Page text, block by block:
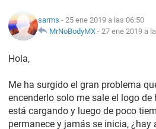
sarms - 25 ene 2019 a las 06:50
MrNoBodyMX - 27 ene 2019 a
Hola,
Me ha surgido el gran problema
encenderlo solo me sale el logo
está cargando y luego de poco
permanece y jamás se inicia,